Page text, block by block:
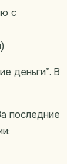
с
деньги”. В
последние